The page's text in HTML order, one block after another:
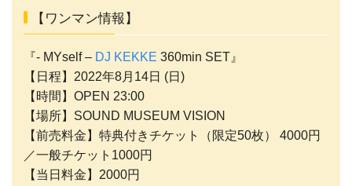
【ワンマン情報】
『- MYself – DJ KEKKE 360min SET』
【日程】2022年8月14日 (日)
【時間】OPEN 23:00
【場所】SOUND MUSEUM VISION
【前売料金】特典付きチケット（限定50枚） 4000円
／一般チケット1000円
【当日料金】2000円